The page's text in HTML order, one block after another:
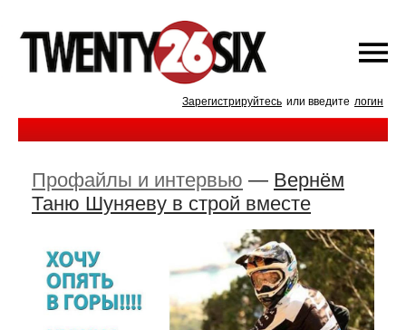
Зарегистрируйтесь или введите логин
Профайлы и интервью — Вернём
Таню Шуняеву в строй вместе